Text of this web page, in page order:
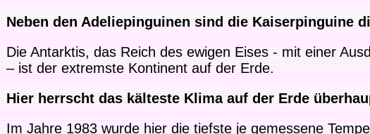
Neben den Adeliepinguinen sind die Kaiserpinguine
Die Antarktis, das Reich des ewigen Eises - mit einer
– ist der extremste Kontinent auf der Erde.
Hier herrscht das kälteste Klima auf der Erde
Im Jahre 1983 wurde hier die tiefste je gemessene